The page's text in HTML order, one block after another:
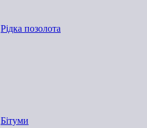
Рідка позолота
Бітуми